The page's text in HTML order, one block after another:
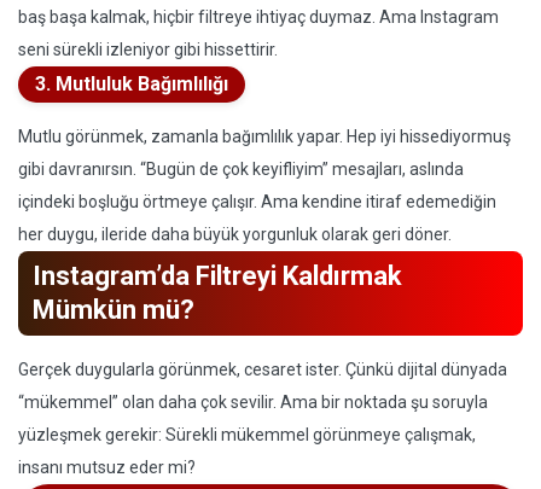
baş başa kalmak, hiçbir filtreye ihtiyaç duymaz. Ama Instagram
seni sürekli izleniyor gibi hissettirir.
3. Mutluluk Bağımlılığı
Mutlu görünmek, zamanla bağımlılık yapar. Hep iyi hissediyormuş
gibi davranırsın. “Bugün de çok keyifliyim” mesajları, aslında
içindeki boşluğu örtmeye çalışır. Ama kendine itiraf edemediğin
her duygu, ileride daha büyük yorgunluk olarak geri döner.
Instagram’da Filtreyi Kaldırmak
Mümkün mü?
Gerçek duygularla görünmek, cesaret ister. Çünkü dijital dünyada
“mükemmel” olan daha çok sevilir. Ama bir noktada şu soruyla
yüzleşmek gerekir: Sürekli mükemmel görünmeye çalışmak,
insanı mutsuz eder mi?